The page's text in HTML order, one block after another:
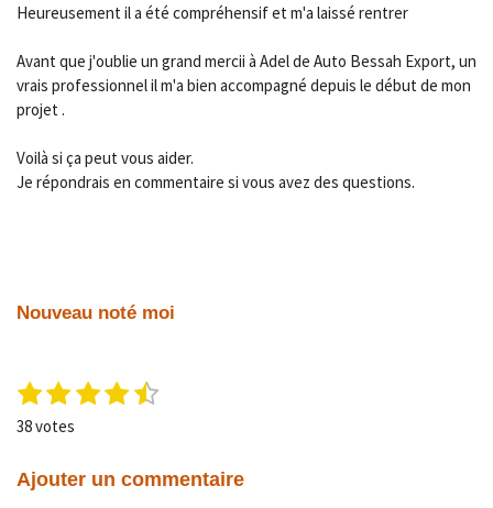
Heureusement il a été compréhensif et m'a laissé rentrer
Avant que j'oublie un grand mercii à Adel de Auto Bessah Export, un
vrais professionnel il m'a bien accompagné depuis le début de mon
projet .
Voilà si ça peut vous aider.
Je répondrais en commentaire si vous avez des questions.
Nouveau noté moi
É
v
u
1
é
o
2
é
o
3
é
o
4
o
5
o
E
y
38 votes
Ajouter un commentaire